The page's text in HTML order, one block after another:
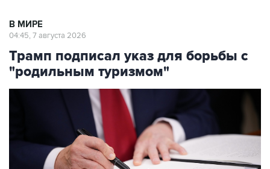
В МИРЕ
04:45, 7 августа 2026
Трамп подписал указ для борьбы с
"родильным туризмом"